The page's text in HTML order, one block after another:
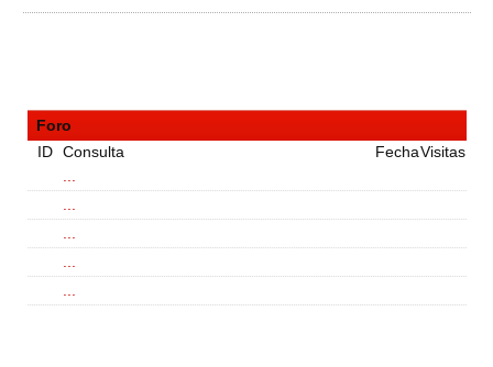
Foro
ID Consulta FechaVisitas